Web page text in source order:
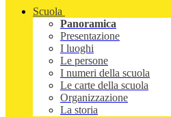
Scuola
Panoramica
Presentazione
I luoghi
Le persone
I numeri della scuola
Le carte della scuola
Organizzazione
La storia